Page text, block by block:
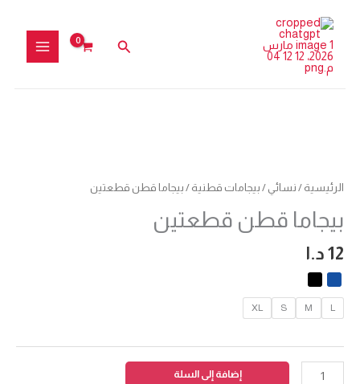
المحتوى
البحث
الرئيسية / نسائي / بيجامات قطنية / بيجاما قطن قطعتين
بيجاما قطن قطعتين
12 د.ا
L
M
S
XL
قطن
إضافة إلى السلة